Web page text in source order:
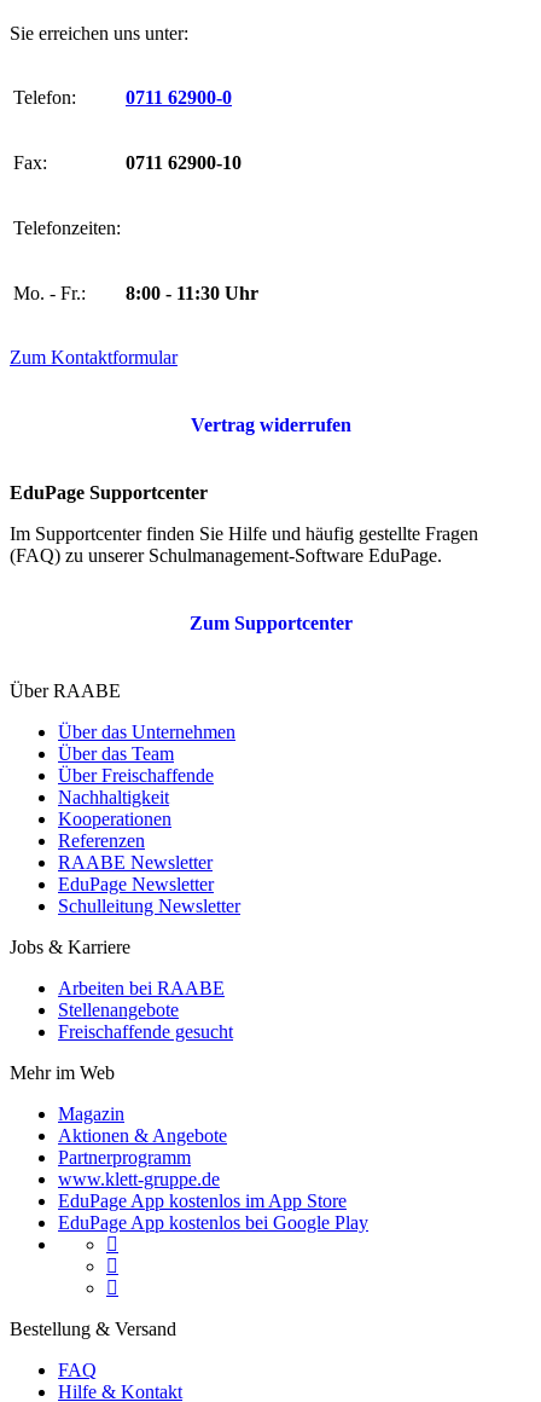
Sie erreichen uns unter:
Telefon: 0711 62900-0
Fax: 0711 62900-10
Telefonzeiten:
Mo. - Fr.: 8:00 - 11:30 Uhr
Zum Kontaktformular
Vertrag widerrufen
EduPage Supportcenter
Im Supportcenter finden Sie Hilfe und häufig gestellte Fragen
(FAQ) zu unserer Schulmanagement-Software EduPage.
Zum Supportcenter
Über RAABE
Über das Unternehmen
Über das Team
Über Freischaffende
Nachhaltigkeit
Kooperationen
Referenzen
RAABE Newsletter
EduPage Newsletter
Schulleitung Newsletter
Jobs & Karriere
Arbeiten bei RAABE
Stellenangebote
Freischaffende gesucht
Mehr im Web
Magazin
Aktionen & Angebote
Partnerprogramm
www.klett-gruppe.de
EduPage App kostenlos im App Store
EduPage App kostenlos bei Google Play



Bestellung & Versand
FAQ
Hilfe & Kontakt